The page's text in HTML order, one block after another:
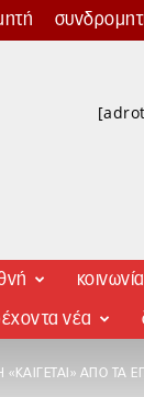
κοινωνία
νέα
ΑΠΌ ΤΑ